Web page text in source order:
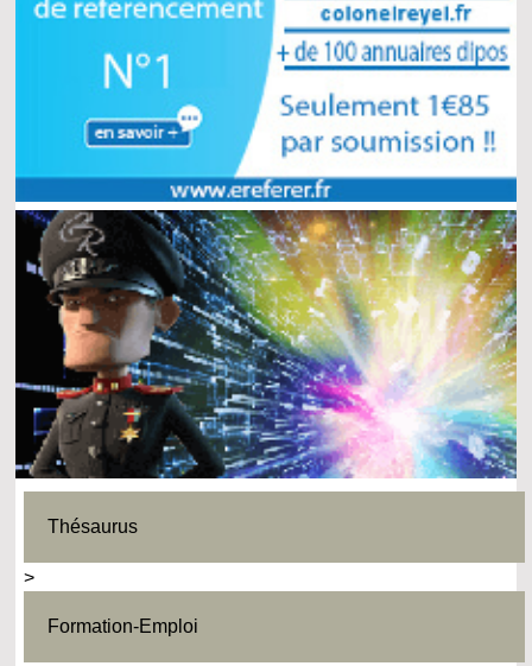
Thésaurus
>
Formation-Emploi